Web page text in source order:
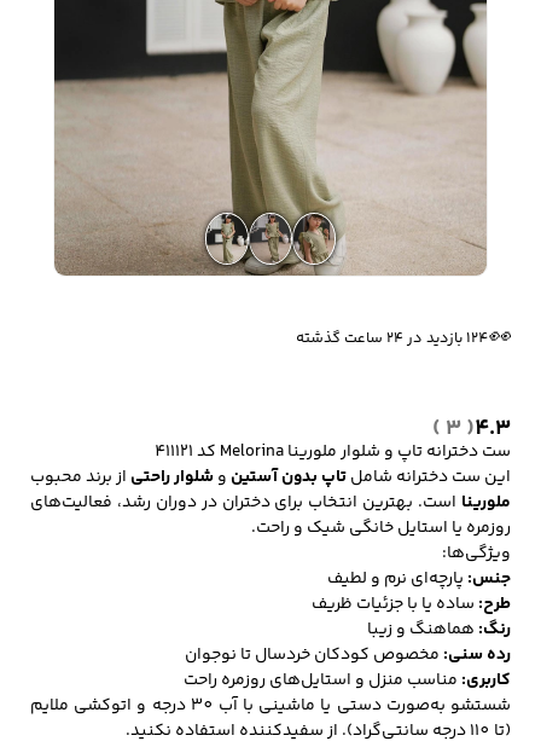
زیبایی و سلامت
شلوارک مردانه ژاکت و پلیور مردانه
شلوار جین مردانه
شلوار پارچه ای
شلوار اسلش مردانه
مردانه
کفش مردانه
لباس زیر و راحتی
مردانه
لباس زیر مردانه
4.3
( 3 )
ست دخترانه تاپ و شلوار ملورینا Melorina کد 411121
این ست دخترانه شاملتاپ بدون آستین وشلوار راحتی از برند محبوب
ملورینا است. بهترین انتخاب برای دختران در دوران رشد، فعالیت‌های
روزمره یا استایل خانگی شیک و راحت.
ویژگی‌ها:
جنس: پارچه‌ای نرم و لطیف
طرح: ساده یا با جزئیات ظریف
رنگ: هماهنگ و زیبا
رده سنی: مخصوص کودکان خردسال تا نوجوان
کاربری: مناسب منزل و استایل‌های روزمره راحت
شستشو به‌صورت دستی یا ماشینی با آب 30 درجه و اتوکشی ملایم
(تا 110 درجه سانتی‌گراد). از سفیدکننده استفاده نکنید.
👀124 بازدید در ۲۴ ساعت گذشته